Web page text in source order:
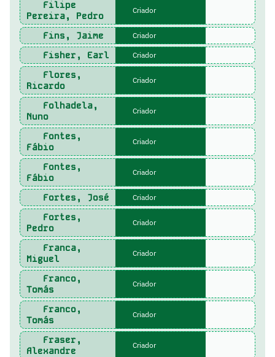
Filipe
Pereira, Pedro
Criador
Fins, Jaime Criador
Fisher, Earl Criador
Flores,
Ricardo
Criador
Folhadela,
Nuno
Criador
Fontes,
Fábio
Criador
Fontes,
Fábio
Criador
Fortes, José Criador
Fortes,
Pedro
Criador
Franca,
Miguel
Criador
Franco,
Tomás
Criador
Franco,
Tomás
Criador
Fraser,
Alexandre
Criador